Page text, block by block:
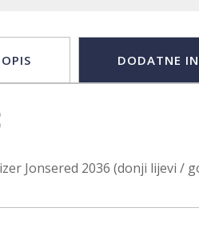
OPIS DODATNE
Jonsered 2036 (donji lijevi /